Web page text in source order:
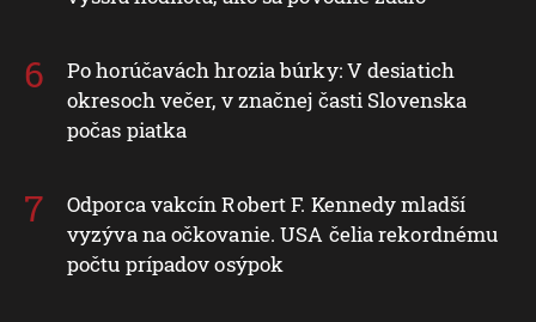
Po horúčavách hrozia búrky: V desiatich
okresoch večer, v značnej časti Slovenska
počas piatka
Odporca vakcín Robert F. Kennedy mladší
vyzýva na očkovanie. USA čelia rekordnému
počtu prípadov osýpok